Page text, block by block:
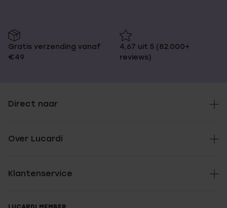
Gratis verzending vanaf
€49
4,67 uit 5 (82.000+
reviews)
Direct naar
Over Lucardi
Klantenservice